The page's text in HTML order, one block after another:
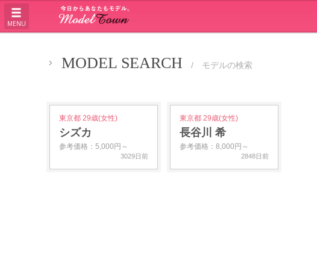
MENU
MODEL SEARCH / モデルの検索
東京都 29歳(女性)
シズカ
参考価格：5,000円～
3029日前
東京都 29歳(女性)
長谷川 希
参考価格：8,000円～
2848日前